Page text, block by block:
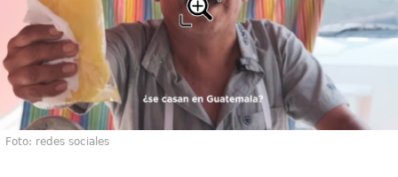
Foto: redes sociales